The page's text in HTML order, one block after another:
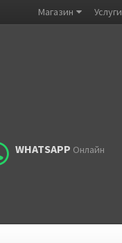
Магазин Услуги
WHATSAPP Онлайн